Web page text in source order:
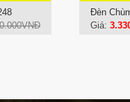
Đèn
Giá: